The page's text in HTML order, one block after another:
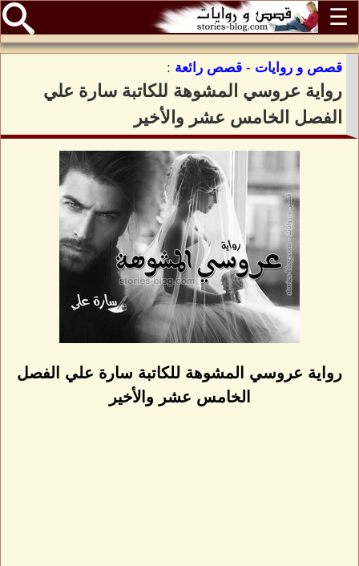
☰
قصص و روايات - قصص رائعة :
رواية عروسي المشوهة للكاتبة سارة علي
الفصل الخامس عشر والأخير
رواية عروسي المشوهة للكاتبة سارة علي الفصل
الخامس عشر والأخير